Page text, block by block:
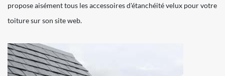
propose aisément tous les accessoires d'étanchéité velux pour votre
toiture sur son site web.